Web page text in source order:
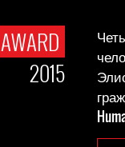
AWARD
2015